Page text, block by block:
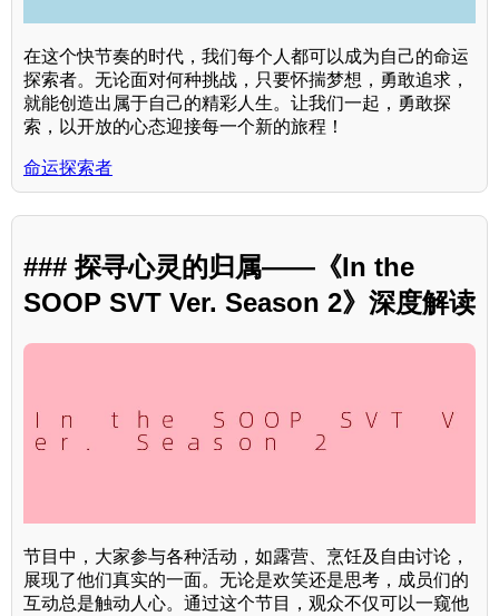
在这个快节奏的时代，我们每个人都可以成为自己的命运
探索者。无论面对何种挑战，只要怀揣梦想，勇敢追求，
就能创造出属于自己的精彩人生。让我们一起，勇敢探
索，以开放的心态迎接每一个新的旅程！
命运探索者
### 探寻心灵的归属——《In the
SOOP SVT Ver. Season 2》深度解读
节目中，大家参与各种活动，如露营、烹饪及自由讨论，
展现了他们真实的一面。无论是欢笑还是思考，成员们的
互动总是触动人心。通过这个节目，观众不仅可以一窥他